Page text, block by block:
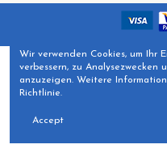
Wir verwenden Cookies, um Ihr
verbessern, zu Analysezwecken
anzuzeigen. Weitere
Richtlinie.
Accept